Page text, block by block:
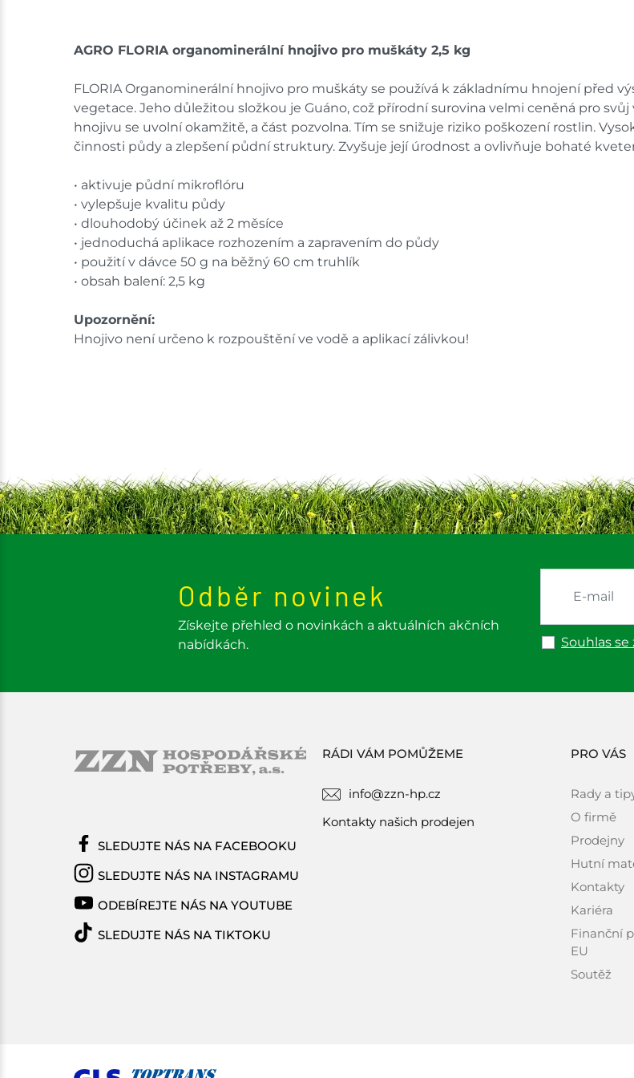
Ceny na
AGRO FLORIA organominerální hnojivo pro muškáty 2,5 kg
FLORIA Organominerální hnojivo pro muškáty se používá k základnímu hnojení před
vegetace. Jeho důležitou složkou je Guáno, což přírodní surovina velmi ceněná pro
hnojivu se uvolní okamžitě, a část pozvolna. Tím se snižuje riziko poškození rostlin.
činnosti půdy a zlepšení půdní struktury. Zvyšuje její úrodnost a ovlivňuje bohaté
• aktivuje půdní mikroflóru
• vylepšuje kvalitu půdy
• dlouhodobý účinek až 2 měsíce
• jednoduchá aplikace rozhozením a zapravením do půdy
• použití v dávce 50 g na běžný 60 cm truhlík
• obsah balení: 2,5 kg
Upozornění:
Hnojivo není určeno k rozpouštění ve vodě a aplikací zálivkou!
Odběr novinek
Získejte přehled o novinkách a aktuálních akčních
nabídkách.
Souhlas
RÁDI VÁM POMŮŽEME
info@zzn-hp.cz
Kontakty našich prodejen
PRO VÁS
Rady a
O firmě
Prodejny
Hutní
Kontakty
Kariéra
Finanční
EU
Soutěž
SLEDUJTE NÁS NA FACEBOOKU
SLEDUJTE NÁS NA INSTAGRAMU
ODEBÍREJTE NÁS NA YOUTUBE
SLEDUJTE NÁS NA TIKTOKU